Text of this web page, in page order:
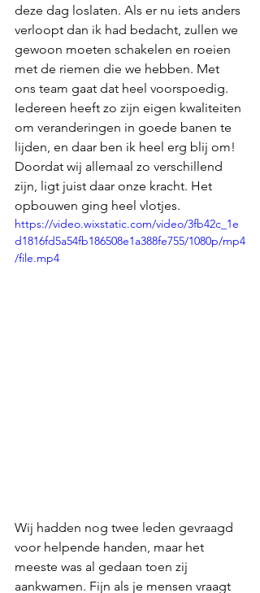
deze dag loslaten. Als er nu iets anders
verloopt dan ik had bedacht, zullen we
gewoon moeten schakelen en roeien
met de riemen die we hebben. Met
ons team gaat dat heel voorspoedig.
Iedereen heeft zo zijn eigen kwaliteiten
om veranderingen in goede banen te
lijden, en daar ben ik heel erg blij om!
Doordat wij allemaal zo verschillend
zijn, ligt juist daar onze kracht. Het
opbouwen ging heel vlotjes.
https://video.wixstatic.com/video/3fb42c_1e
d1816fd5a54fb186508e1a388fe755/1080p/mp4
/file.mp4
Wij hadden nog twee leden gevraagd
voor helpende handen, maar het
meeste was al gedaan toen zij
aankwamen. Fijn als je mensen vraagt